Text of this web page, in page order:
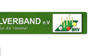
Zum Inhalt springen